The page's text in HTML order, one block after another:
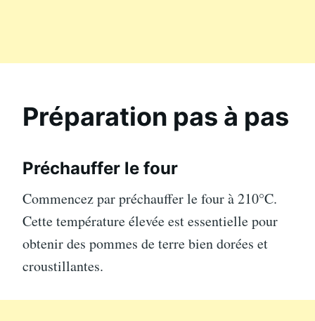
Préparation pas à pas
Préchauffer le four
Commencez par préchauffer le four à 210°C.
Cette température élevée est essentielle pour
obtenir des pommes de terre bien dorées et
croustillantes.